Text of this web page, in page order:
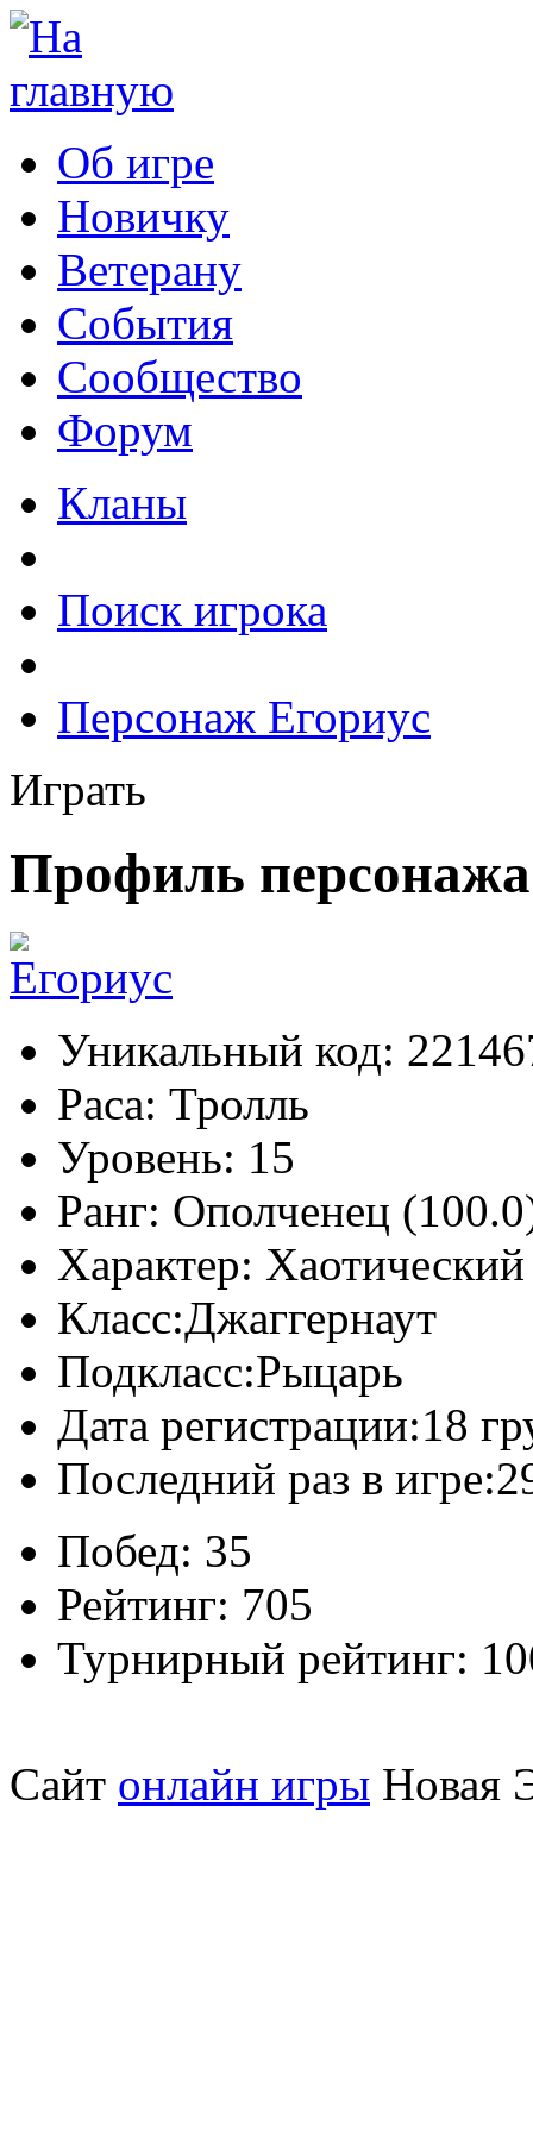
Об игре
Новичку
Ветерану
События
Сообщество
Форум
Кланы
Поиск игрока
Персонаж Егориус
Играть
Профиль
Уникальный код:
Раса: Тролль
Уровень: 15
Ранг: Ополченец
Характер:
Класс:Джаггернаут
Подкласс:Рыцарь
Дата регистрации:18
Последний раз в игре:
Побед: 35
Рейтинг: 705
Турнирный рейтинг:
Сайт онлайн игры Новая